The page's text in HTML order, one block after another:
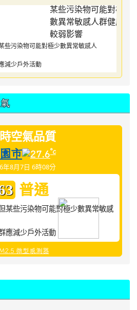
些污染物可能對極少數異常敏感人
減少戶外活動
空氣品質
市 27.6°c
年8月7日 6時08分
普通
某些污染物可能對極少數異常敏感
應減少戶外活動
微型感測器